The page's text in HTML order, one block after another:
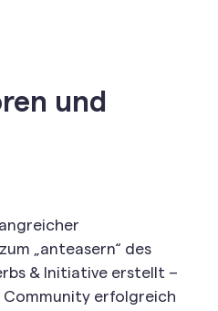
und
„anteasern“ des
& Initiative erstellt –
erfolgreich